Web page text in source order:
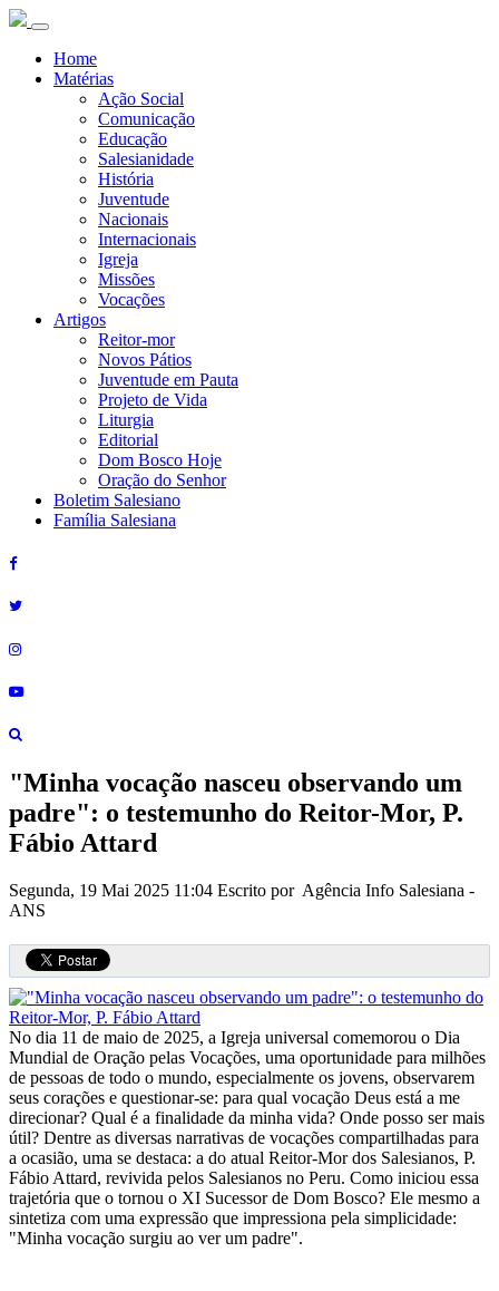
Home
Matérias
Ação Social
Comunicação
Educação
Salesianidade
História
Juventude
Nacionais
Internacionais
Igreja
Missões
Vocações
Artigos
Reitor-mor
Novos Pátios
Juventude em Pauta
Projeto de Vida
Liturgia
Editorial
Dom Bosco Hoje
Oração do Senhor
Boletim Salesiano
Família Salesiana
"Minha vocação nasceu observando um
padre": o testemunho do Reitor-Mor, P.
Fábio Attard
Segunda, 19 Mai 2025 11:04 Escrito por Agência Info Salesiana -
ANS
No dia 11 de maio de 2025, a Igreja universal comemorou o Dia
Mundial de Oração pelas Vocações, uma oportunidade para milhões
de pessoas de todo o mundo, especialmente os jovens, observarem
seus corações e questionar-se: para qual vocação Deus está a me
direcionar? Qual é a finalidade da minha vida? Onde posso ser mais
útil? Dentre as diversas narrativas de vocações compartilhadas para
a ocasião, uma se destaca: a do atual Reitor-Mor dos Salesianos, P.
Fábio Attard, revivida pelos Salesianos no Peru. Como iniciou essa
trajetória que o tornou o XI Sucessor de Dom Bosco? Ele mesmo a
sintetiza com uma expressão que impressiona pela simplicidade:
"Minha vocação surgiu ao ver um padre".